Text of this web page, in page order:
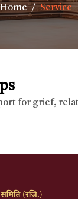
Home Service
for grief,